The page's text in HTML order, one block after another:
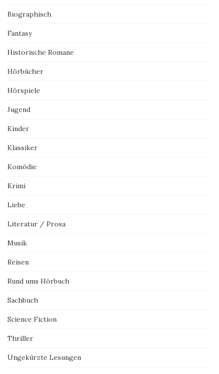
Biographisch
Fantasy
Historische Romane
Hörbücher
Hörspiele
Jugend
Kinder
Klassiker
Komödie
Krimi
Liebe
Literatur / Prosa
Musik
Reisen
Rund ums Hörbuch
Sachbuch
Science Fiction
Thriller
Ungekürzte Lesungen